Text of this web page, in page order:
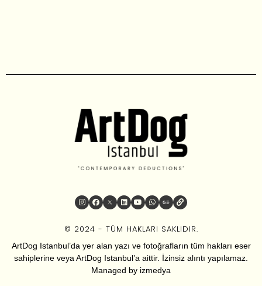
© 2024 - TÜM HAKLARI SAKLIDIR.
ArtDog Istanbul’da yer alan yazı ve fotoğrafların tüm hakları eser
sahiplerine veya ArtDog Istanbul’a aittir. İzinsiz alıntı yapılamaz.
Managed by izmedya